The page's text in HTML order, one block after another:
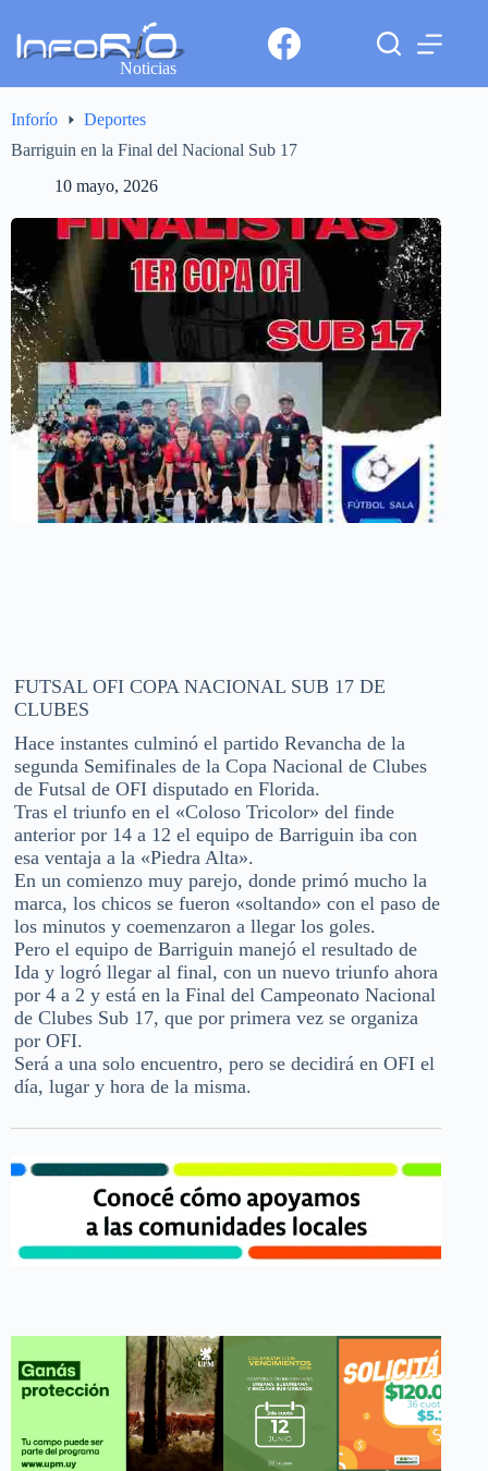
Noticias
Inforío
Deportes
Barriguin en la Final del Nacional Sub 17
10 mayo, 2026
FUTSAL OFI COPA NACIONAL SUB 17 DE
CLUBES
Hace instantes culminó el partido Revancha de la
segunda Semifinales de la Copa Nacional de Clubes
de Futsal de OFI disputado en Florida.
Tras el triunfo en el «Coloso Tricolor» del finde
anterior por 14 a 12 el equipo de Barriguin iba con
esa ventaja a la «Piedra Alta».
En un comienzo muy parejo, donde primó mucho la
marca, los chicos se fueron «soltando» con el paso de
los minutos y coemenzaron a llegar los goles.
Pero el equipo de Barriguin manejó el resultado de
Ida y logró llegar al final, con un nuevo triunfo ahora
por 4 a 2 y está en la Final del Campeonato Nacional
de Clubes Sub 17, que por primera vez se organiza
por OFI.
Será a una solo encuentro, pero se decidirá en OFI el
día, lugar y hora de la misma.